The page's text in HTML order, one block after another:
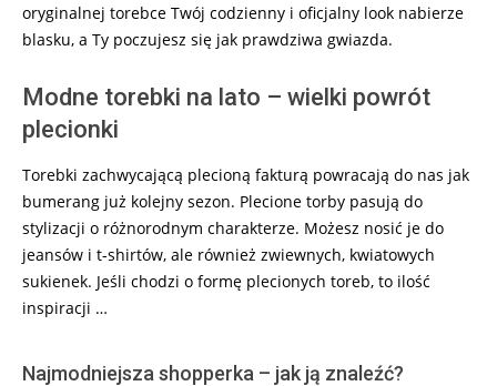
oryginalnej torebce Twój codzienny i oficjalny look nabierze
blasku, a Ty poczujesz się jak prawdziwa gwiazda.
Modne torebki na lato – wielki powrót
plecionki
Torebki zachwycającą plecioną fakturą powracają do nas jak
bumerang już kolejny sezon. Plecione torby pasują do
stylizacji o różnorodnym charakterze. Możesz nosić je do
jeansów i t-shirtów, ale również zwiewnych, kwiatowych
sukienek. Jeśli chodzi o formę plecionych toreb, to ilość
inspiracji …
Najmodniejsza shopperka – jak ją znaleźć?